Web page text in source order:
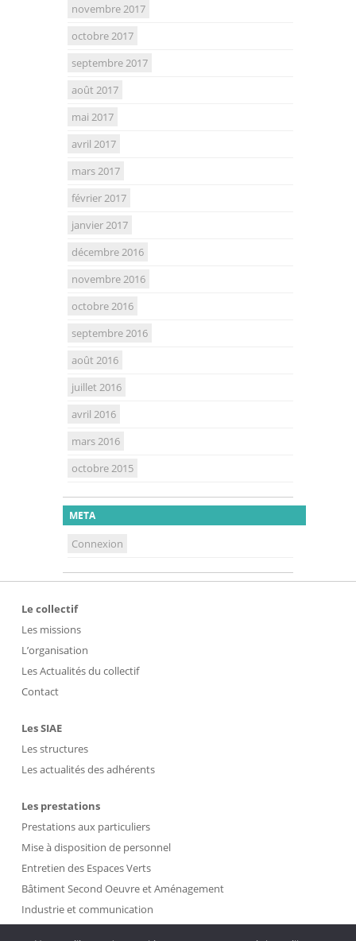
novembre 2017
octobre 2017
septembre 2017
août 2017
mai 2017
avril 2017
mars 2017
février 2017
janvier 2017
décembre 2016
novembre 2016
octobre 2016
septembre 2016
août 2016
juillet 2016
avril 2016
mars 2016
octobre 2015
META
Connexion
Le collectif
Les missions
L’organisation
Les Actualités du collectif
Contact
Les SIAE
Les structures
Les actualités des adhérents
Les prestations
Prestations aux particuliers
Mise à disposition de personnel
Entretien des Espaces Verts
Bâtiment Second Oeuvre et Aménagement
Industrie et communication